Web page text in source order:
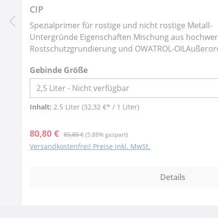
CIP
Spezialprimer für rostige und nicht rostige Metall-
Untergründe Eigenschaften Mischung aus
Rostschutzgrundierung und OWATROL-
oder Strahlen entfernt werden kann oder
Luft und Feuchtigkeit aus dem RostVerhindert
nachfolgenden LackierungÜberlackierung mit
(außer Nitro-Lacke) und vielen 2-K-Systemen
Grundierung in kritischen Bereichen (genietete /
Überlappungen)Optimaler Schutz rostfreier
Gebinde Größeauswählen
Inhalt: 2.5 Liter (32,32 €* / 1 Liter)
Verkaufspreis:
80,80 € Regulärer Preis:
85,85 €(5.88% gespart)
Versandkostenfrei! Preise inkl. MwSt.
Details